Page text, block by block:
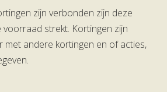
zijn verbonden zijn deze
voorraad strekt. Kortingen zijn
met andere kortingen en of acties,